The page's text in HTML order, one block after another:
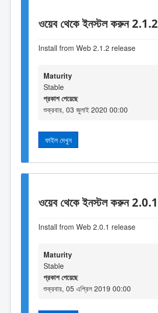
ওয়েব থেকে ইনস্টল করুন 2.1.2
Install from Web 2.1.2 release
Maturity
Stable
প্রকাশ পেয়েছে
শুক্রবার, 03 জুলাই 2020 00:00
ফাইল দেখুন
ওয়েব থেকে ইনস্টল করুন 2.0.1
Install from Web 2.0.1 release
Maturity
Stable
প্রকাশ পেয়েছে
শুক্রবার, 05 এপ্রিল 2019 00:00